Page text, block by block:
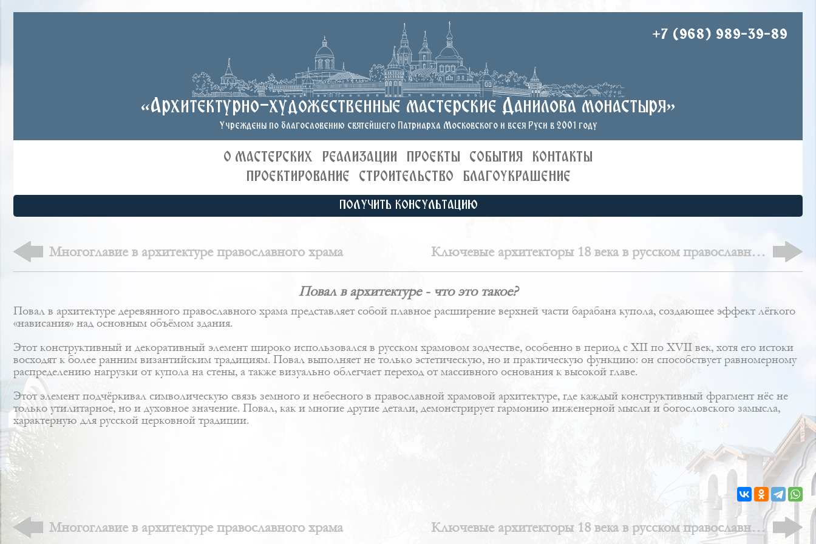
+7 (968) 989-39-89
«Архитектурно-художественные мастерские Данилова монастыря»
Учреждены по благословению святейшего Патриарха Московского и всея Руси в 2001 году
О МАСТЕРСКИХ РЕАЛИЗАЦИИ ПРОЕКТЫ СОБЫТИЯ
КОНТАКТЫ
ПРОЕКТИРОВАНИЕ
СТРОИТЕЛЬСТВО БЛАГОУКРАШЕНИЕ
ПОЛУЧИТЬ КОНСУЛЬТАЦИЮ
Многоглавие в архитектуре православного храма
Ключевые архитекторы 18 века в русском православном
Повал в архитектуре - что это такое?
Повал в архитектуре деревянного православного храма представляет собой плавное расширение верхней части барабана купола, создающее эффект лёгкого
«нависания» над основным объёмом здания.
Этот конструктивный и декоративный элемент широко использовался в русском храмовом зодчестве, особенно в период с XII по XVII век, хотя его истоки
восходят к более ранним византийским традициям. Повал выполняет не только эстетическую, но и практическую функцию: он способствует равномерному
распределению нагрузки от купола на стены, а также визуально облегчает переход от массивного основания к высокой главе.
Этот элемент подчёркивал символическую связь земного и небесного в православной храмовой архитектуре, где каждый конструктивный фрагмент нёс не
только утилитарное, но и духовное значение. Повал, как и многие другие детали, демонстрирует гармонию инженерной мысли и богословского замысла,
характерную для русской церковной традиции.
Многоглавие в архитектуре православного храма
Ключевые архитекторы 18 века в русском православном